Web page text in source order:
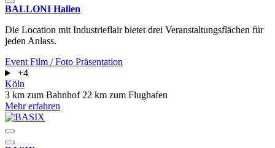
BALLONI Hallen
Die Location mit Industrieflair bietet drei Veranstaltungsflächen für
jeden Anlass.
Event Film / Foto Präsentation
+4
Köln
3 km zum Bahnhof 22 km zum Flughafen
Mehr erfahren